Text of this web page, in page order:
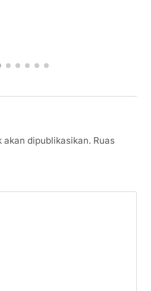
akan dipublikasikan. Ruas